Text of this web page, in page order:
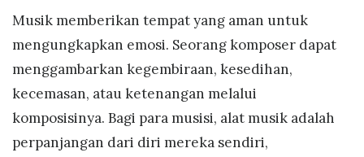
Musik memberikan tempat yang aman untuk
mengungkapkan emosi. Seorang komposer dapat
menggambarkan kegembiraan, kesedihan,
kecemasan, atau ketenangan melalui
komposisinya. Bagi para musisi, alat musik adalah
perpanjangan dari diri mereka sendiri,